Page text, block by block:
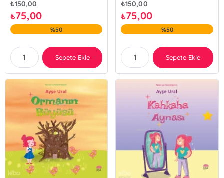
₺150,00
₺75,00
%50
Sepete Ekle
₺150,00
₺75,00
%50
Sepete Ekle